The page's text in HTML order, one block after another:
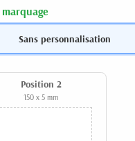
Sans personnalisation
Position 2
150 x 5 mm